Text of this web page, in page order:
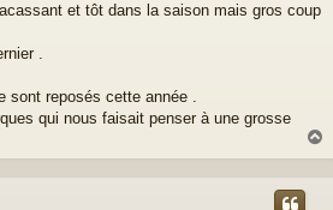
et tôt dans la saison mais gros coup
.
sont reposés cette année .
qui nous faisait penser à une grosse
a